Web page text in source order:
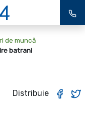
de muncă
batrani
Distribuie